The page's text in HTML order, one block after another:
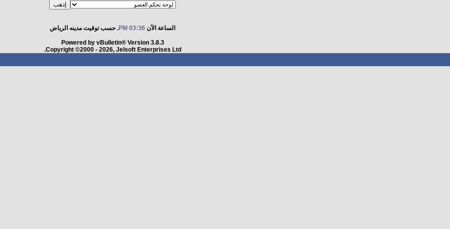
الساعة الآن 03:36 PM . حسب توقيت مدينه الرياض
Powered by vBulletin® Version 3.8.3
Copyright ©2000 - 2026, Jelsoft Enterprises Ltd.